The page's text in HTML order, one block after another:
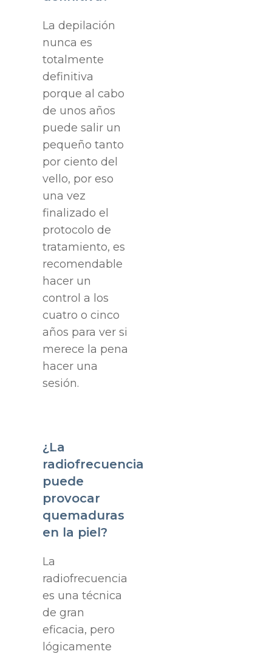
La depilación
nunca es
totalmente
definitiva
porque al cabo
de unos años
puede salir un
pequeño tanto
por ciento del
vello, por eso
una vez
finalizado el
protocolo de
tratamiento, es
recomendable
hacer un
control a los
cuatro o cinco
años para ver si
merece la pena
hacer una
sesión.
¿La
radiofrecuencia
puede
provocar
quemaduras
en la piel?
La
radiofrecuencia
es una técnica
de gran
eficacia, pero
lógicamente